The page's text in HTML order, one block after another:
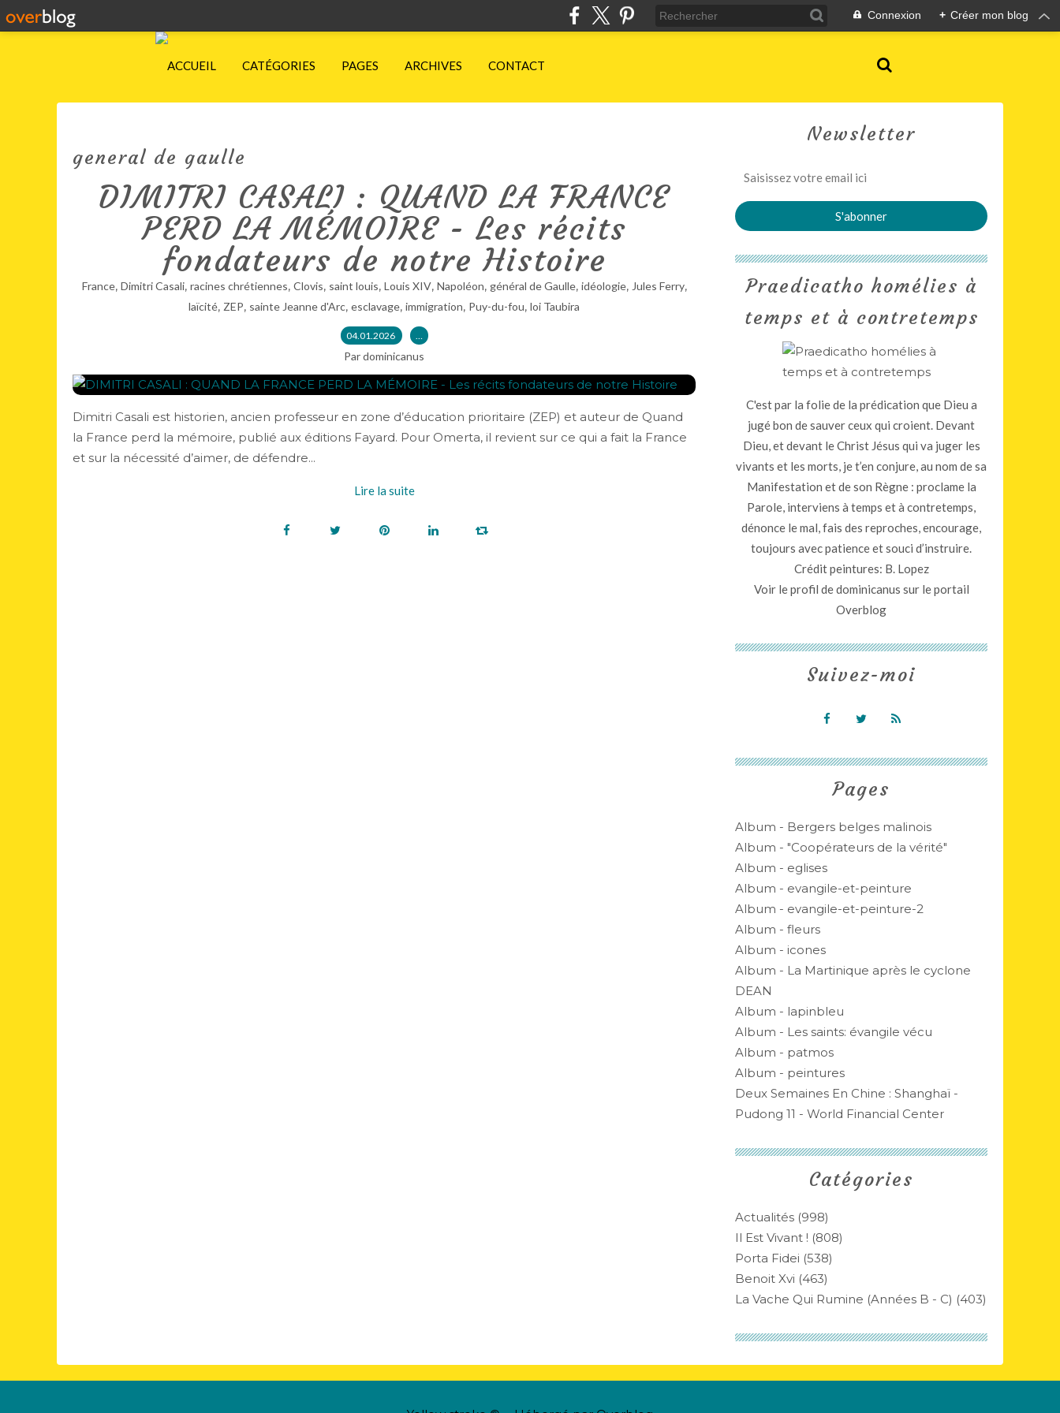
Connexion + Créer mon blog
ACCUEIL CATÉGORIES PAGES ARCHIVES CONTACT
general de gaulle
DIMITRI CASALI : QUAND LA FRANCE
PERD LA MÉMOIRE - Les récits
fondateurs de notre Histoire
France, Dimitri Casali, racines chrétiennes, Clovis, saint louis, Louis XIV, Napoléon, général de Gaulle, idéologie, Jules Ferry,
laïcité, ZEP, sainte Jeanne d'Arc, esclavage, immigration, Puy-du-fou, loi Taubira
04.01.2026 …
Par dominicanus
Dimitri Casali est historien, ancien professeur en zone d’éducation prioritaire (ZEP) et auteur de Quand
la France perd la mémoire, publié aux éditions Fayard. Pour Omerta, il revient sur ce qui a fait la France
et sur la nécessité d’aimer, de défendre...
Lire la suite
Newsletter
Catégories
Actualités (998)
Il Est Vivant ! (808)
Porta Fidei (538)
Benoit Xvi (463)
La Vache Qui Rumine (années B - C) (403)
Pages
Album - Bergers belges malinois
Album - "Coopérateurs de la vérité"
Album - eglises
Album - evangile-et-peinture
Album - evangile-et-peinture-2
Album - fleurs
Album - icones
Album - La Martinique après le cyclone
DEAN
Album - lapinbleu
Album - Les saints: évangile vécu
Album - patmos
Album - peintures
Deux Semaines En Chine : Shanghaï -
Pudong 11 - World Financial Center
Praedicatho homélies à
temps et à contretemps
C'est par la folie de la prédication que Dieu a
jugé bon de sauver ceux qui croient. Devant
Dieu, et devant le Christ Jésus qui va juger les
vivants et les morts, je t’en conjure, au nom de sa
Manifestation et de son Règne : proclame la
Parole, interviens à temps et à contretemps,
dénonce le mal, fais des reproches, encourage,
toujours avec patience et souci d’instruire.
Crédit peintures: B. Lopez
Voir le profil dedominicanus sur le portail
Overblog
Suivez-moi